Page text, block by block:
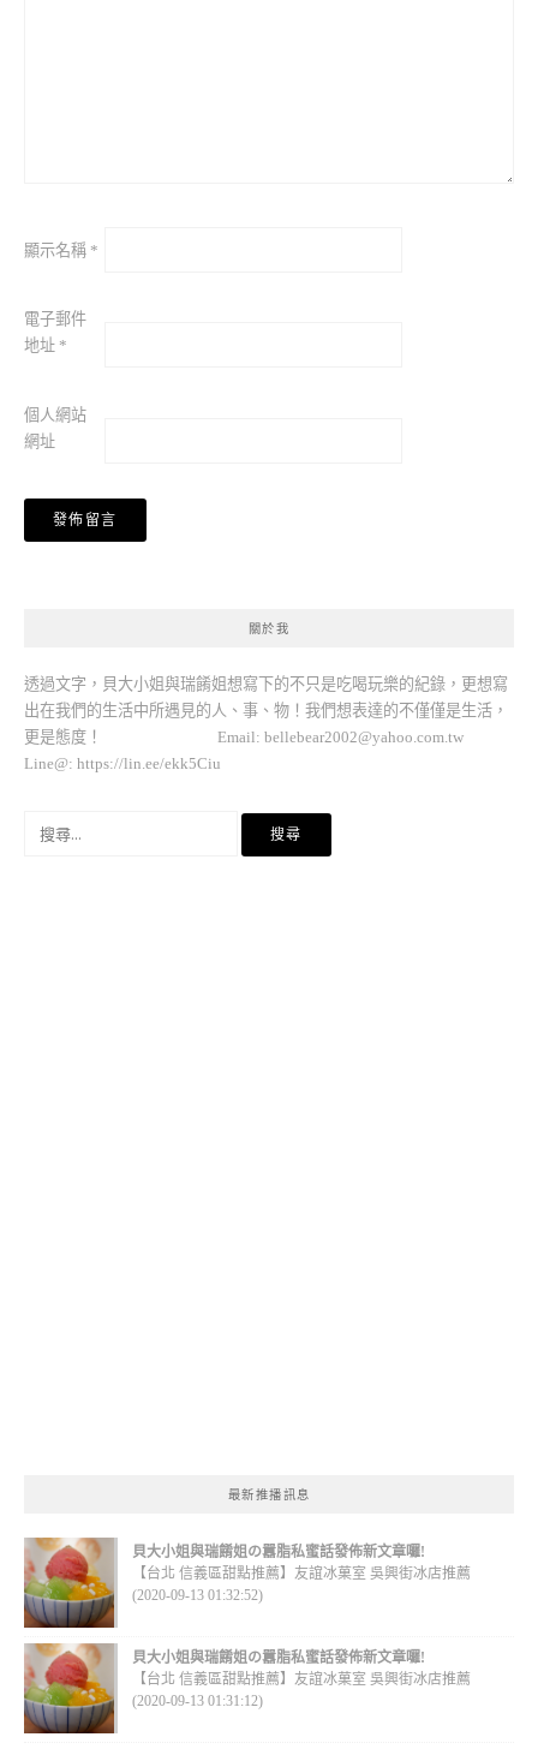
顯示名稱 *
電子郵件
地址 *
個人網站
網址
關於我
透過文字，貝大小姐與瑞餚姐想寫下的不只是吃喝玩樂的紀錄，更想寫
出在我們的生活中所遇見的人、事、物！我們想表達的不僅僅是生活，
更是態度！ Email: bellebear2002@yahoo.com.tw
Line@: https://lin.ee/ekk5Ciu
最新推播訊息
貝大小姐與瑞餚姐の囂脂私蜜話發佈新文章囉!
【台北 信義區甜點推薦】友誼冰菓室 吳興街冰店推薦
(2020-09-13 01:32:52)
貝大小姐與瑞餚姐の囂脂私蜜話發佈新文章囉!
【台北 信義區甜點推薦】友誼冰菓室 吳興街冰店推薦
(2020-09-13 01:31:12)